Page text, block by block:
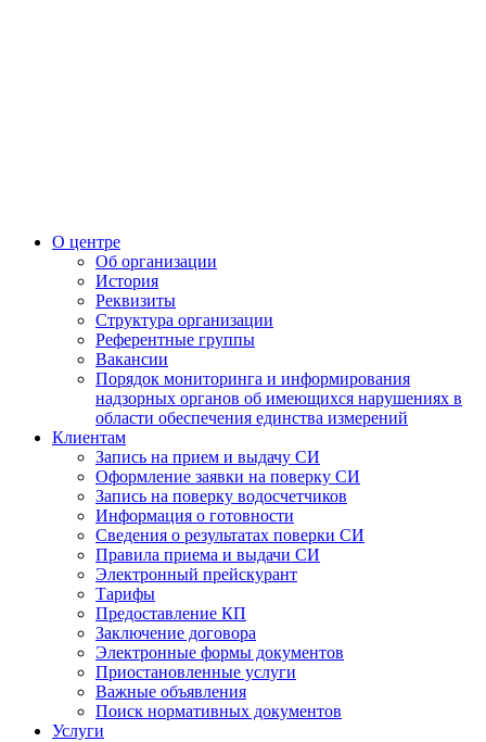
О центре
Об организации
История
Реквизиты
Структура организации
Референтные группы
Вакансии
Порядок мониторинга и информирования
надзорных органов об имеющихся нарушениях в
области обеспечения единства измерений
Клиентам
Запись на прием и выдачу СИ
Оформление заявки на поверку СИ
Запись на поверку водосчетчиков
Информация о готовности
Сведения о результатах поверки СИ
Правила приема и выдачи СИ
Электронный прейскурант
Тарифы
Предоставление КП
Заключение договора
Электронные формы документов
Приостановленные услуги
Важные объявления
Поиск нормативных документов
Услуги